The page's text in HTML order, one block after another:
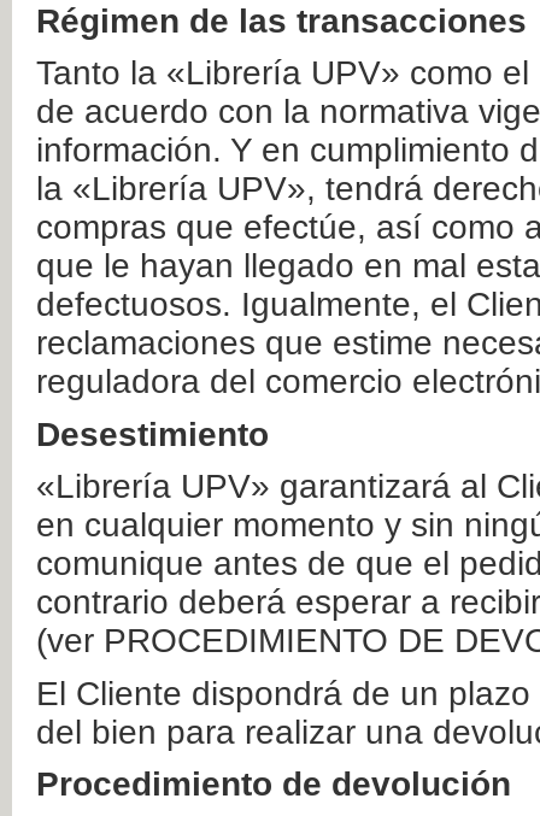
Régimen de las transacciones
Tanto la «Librería UPV» como
de acuerdo con la normativa
información. Y en cumplimiento
la «Librería UPV», tendrá
compras que efectúe, así como
que le hayan llegado en mal
defectuosos. Igualmente, el
reclamaciones que estime
reguladora del comercio
Desestimiento
«Librería UPV» garantizará al
en cualquier momento y sin
comunique antes de que el
contrario deberá esperar a
(ver PROCEDIMIENTO DE
El Cliente dispondrá de un
del bien para realizar una
Procedimiento de devolución